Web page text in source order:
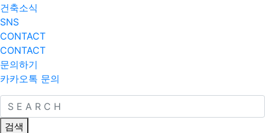
건축소식
SNS
CONTACT
CONTACT
문의하기
카카오톡 문의
검색